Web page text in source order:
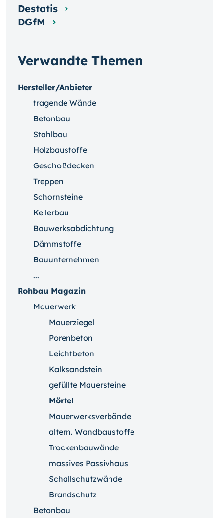
Verwandte Themen
Hersteller/Anbieter
tragende Wände
Betonbau
Stahlbau
Holzbaustoffe
Geschoßdecken
Treppen
Schornsteine
Kellerbau
Bauwerksabdichtung
Dämmstoffe
Bauunternehmen
...
Rohbau Magazin
Mauerwerk
Mauerziegel
Porenbeton
Leichtbeton
Kalksandstein
gefüllte Mauersteine
Mörtel
Mauerwerksverbände
altern. Wandbaustoffe
Trockenbauwände
massives Passivhaus
Schallschutzwände
Brandschutz
Betonbau
Destatis
DGfM